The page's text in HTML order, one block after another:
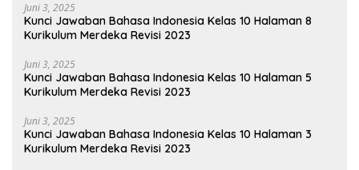
Juni 3, 2025
Kunci Jawaban Bahasa Indonesia Kelas 10 Halaman 8
Kurikulum Merdeka Revisi 2023
Juni 3, 2025
Kunci Jawaban Bahasa Indonesia Kelas 10 Halaman 5
Kurikulum Merdeka Revisi 2023
Juni 3, 2025
Kunci Jawaban Bahasa Indonesia Kelas 10 Halaman 3
Kurikulum Merdeka Revisi 2023